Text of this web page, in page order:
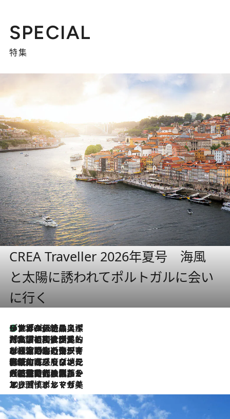
SPECIAL
特集
CREA Traveller 2026年夏号 海風
と太陽に誘われてポルトガルに会い
に行く
2026.8.8
リスボンの絶品スイーツ「パステル・デ・ナタ」とは？ポルトガル伝統の奥深い世界へ
2026.7.27
「私の祖国はポルトガル語です」国民的詩人フェルナンド・ペソアと、彼が愛した文学の街を歩く
2026.7.26
ポルトガル近海が育む極上の海の幸。キリリと冷えた白ワインと愉しむ、シーフード専門店の贅沢
2026.7.22
伝統の味をモダンに昇華。高感度な地元客が集う、リスボンの最旬ガストロノミー
2026.7.21
大航海時代の栄華から、震災、独裁、そして革命へ。ポルトガル・首都リスボンの石畳に刻まれた「歴史の光と影」
2026.7.13
エッセイ・ヤマザキマリ「慎ましくも美しき国 ポルトガル」